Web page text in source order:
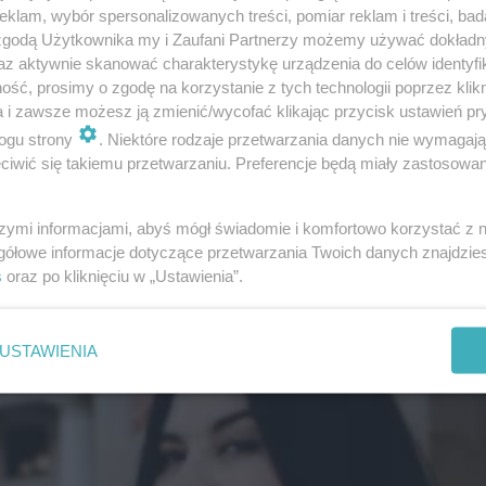
- rozmiar plus size? Nie możemy wsadzać
worka. W modzie, bez względu na
które najlepiej będą się prezentować właśnie
zawsze można coś ukryć i coś
wybór spersonalizowanych treści, pomiar reklam i treści,
Użytkownika my i Zaufani Partnerzy możemy używać
aktywnie skanować charakterystykę urządzenia do celów
prosimy o zgodę na korzystanie z tych technologii poprzez
i zawsze możesz ją zmienić/wycofać klikając przycisk ustawień
strony
. Niektóre rodzaje przetwarzania danych nie
się takiemu przetwarzaniu. Preferencje będą miały
informacjami, abyś mógł świadomie i komfortowo korzystać z
informacje dotyczące przetwarzania Twoich danych
oraz po kliknięciu w „Ustawienia”.
USTAWIENIA